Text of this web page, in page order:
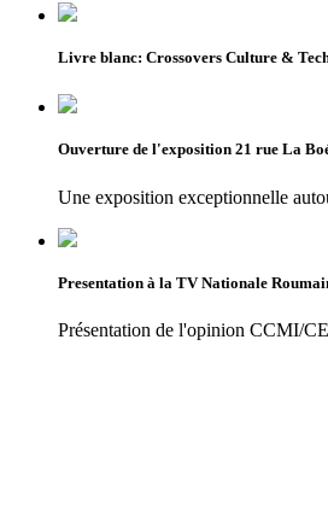
Livre blanc: Crossovers Culture &
Ouverture de l'exposition 21 rue La
Une exposition exceptionnelle
Presentation à la TV Nationale
Présentation de l'opinion CCMI/